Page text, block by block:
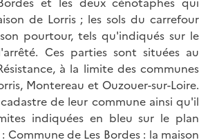
de Lorris ; les sols du carrefour
pourtour, tels qu'indiqués sur le
Ces parties sont situées au
à la limite des communes
Montereau et Ouzouer-sur-Loire.
de leur commune ainsi qu'il
indiquées en bleu sur le plan
Commune de Les Bordes : la maison